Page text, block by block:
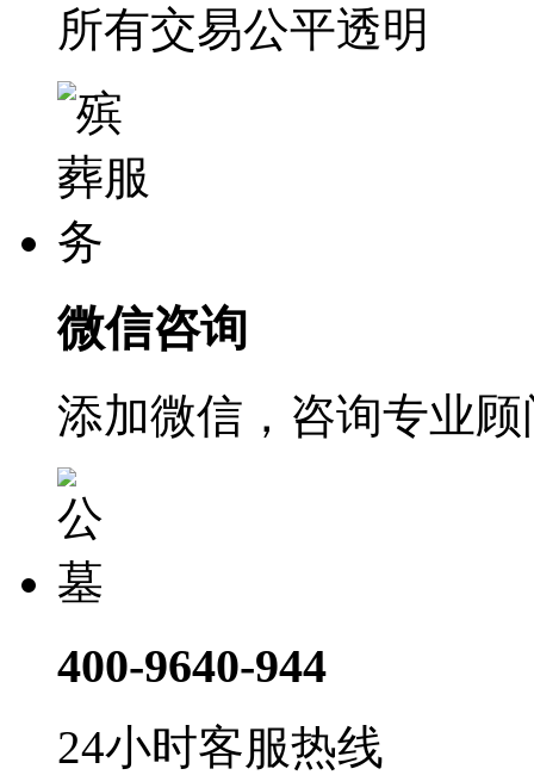
所有交易公平透明
微信咨询
添加微信，咨询专业顾
400-9640-944
24小时客服热线